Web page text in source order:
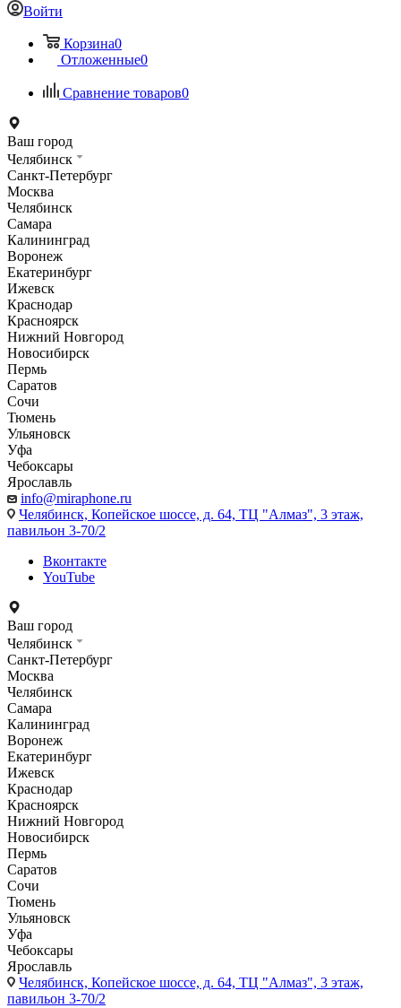
Войти
Корзина0
Отложенные0
Сравнение товаров0
Ваш город
Челябинск
Санкт-Петербург
Москва
Челябинск
Самара
Калининград
Воронеж
Екатеринбург
Ижевск
Краснодар
Красноярск
Нижний Новгород
Новосибирск
Пермь
Саратов
Сочи
Тюмень
Ульяновск
Уфа
Чебоксары
Ярославль
info@miraphone.ru
Челябинск, Копейское шоссе, д. 64, ТЦ "Алмаз", 3 этаж,
павильон 3-70/2
Вконтакте
YouTube
Ваш город
Челябинск
Санкт-Петербург
Москва
Челябинск
Самара
Калининград
Воронеж
Екатеринбург
Ижевск
Краснодар
Красноярск
Нижний Новгород
Новосибирск
Пермь
Саратов
Сочи
Тюмень
Ульяновск
Уфа
Чебоксары
Ярославль
Челябинск, Копейское шоссе, д. 64, ТЦ "Алмаз", 3 этаж,
павильон 3-70/2